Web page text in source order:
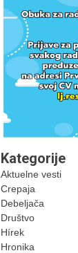
Kategorije
Aktuelne vesti
Crepaja
Debeljača
Društvo
Hírek
Hronika